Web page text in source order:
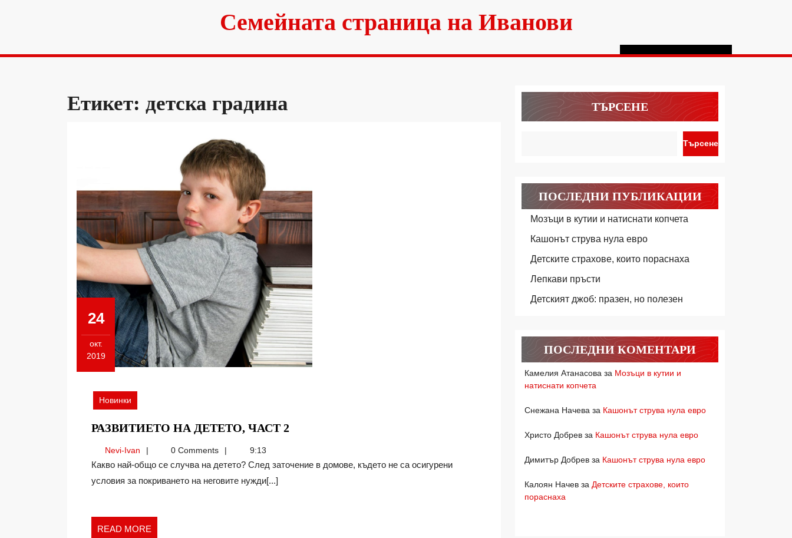
Семейната страница на Иванови
Етикет: детска градина
24
окт.
2019
24.10.2019
Новинки
РАЗВИТИЕТО НА ДЕТЕТО, ЧАСТ 2
ЧАСТ
Nevi-IvanNevi-
Ivan
0 Comments 9:13
Какво най-общо се случва на детето? След заточение в домове, където не са осигурени
условия за покриването на неговите нужди[...]
READ MORE
ТЪРСЕНЕ
Търсене
ПОСЛЕДНИ ПУБЛИКАЦИИ
Мозъци в кутии и натиснати копчета
Кашонът струва нула евро
Детските страхове, които пораснаха
Лепкави пръсти
Детският джоб: празен, но полезен
ПОСЛЕДНИ КОМЕНТАРИ
Камелия Атанасова за Мозъци в кутии и
натиснати копчета
Снежана Начева за Кашонът струва нула евро
Христо Добрев за Кашонът струва нула евро
Димитър Добрев за Кашонът струва нула евро
Калоян Начев за Детските страхове, които
пораснаха